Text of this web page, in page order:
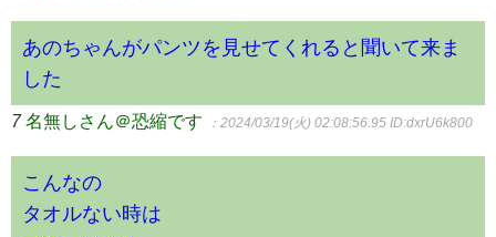
あのちゃんがパンツを見せてくれると聞いて来ま
した
7 名無しさん＠恐縮です ：2024/03/19(火) 02:08:56.95 ID:dxrU6k800
こんなの
タオルない時は